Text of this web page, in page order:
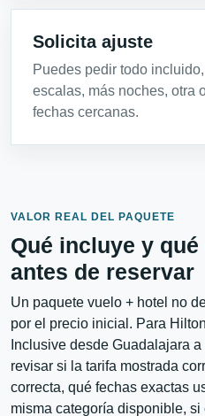
Solicita ajuste
Puedes pedir todo
escalas, más noches, otra
fechas cercanas.
VALOR REAL DEL PAQUETE
Qué incluye y
antes de reservar
Un paquete vuelo + hotel no
por el precio inicial. Para
Inclusive desde Guadalajara
revisar si la tarifa mostrada
correcta, qué fechas exactas
misma categoría disponible,